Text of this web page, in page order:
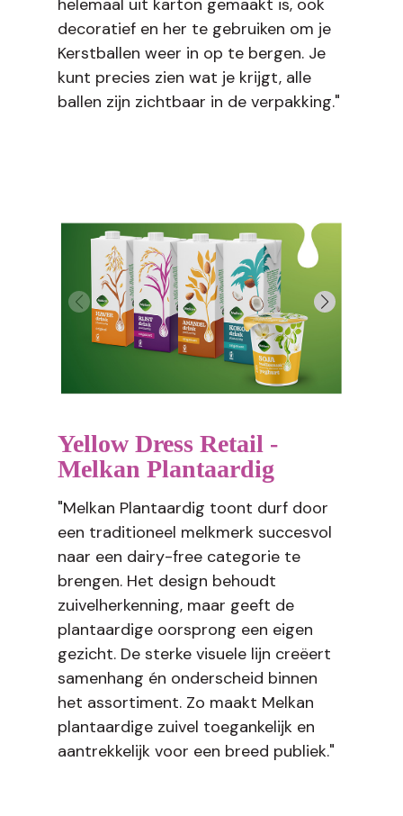
helemaal uit karton gemaakt is, ook
decoratief en her te gebruiken om je
Kerstballen weer in op te bergen. Je
kunt precies zien wat je krijgt, alle
ballen zijn zichtbaar in de verpakking."
Yellow Dress Retail -
Melkan Plantaardig
"Melkan Plantaardig toont durf door
een traditioneel melkmerk succesvol
naar een dairy-free categorie te
brengen. Het design behoudt
zuivelherkenning, maar geeft de
plantaardige oorsprong een eigen
gezicht. De sterke visuele lijn creëert
samenhang én onderscheid binnen
het assortiment. Zo maakt Melkan
plantaardige zuivel toegankelijk en
aantrekkelijk voor een breed publiek."